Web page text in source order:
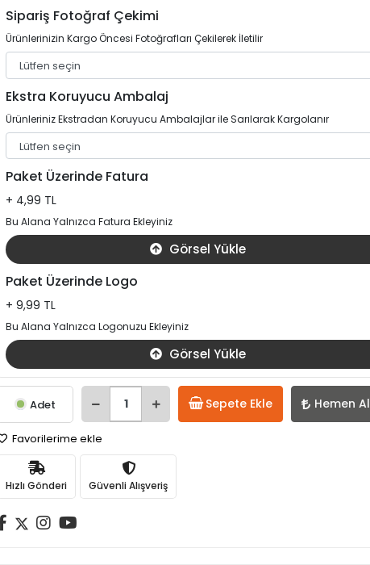
Sipariş Fotoğraf Çekimi
Ürünlerinizin Kargo Öncesi Fotoğrafları Çekilerek İletilir
Ekstra Koruyucu Ambalaj
Ürünleriniz Ekstradan Koruyucu Ambalajlar ile Sarılarak Kargolanır
Paket Üzerinde Fatura
+ 4,99 TL
Bu Alana Yalnızca Fatura Ekleyiniz
Görsel Yükle
Paket Üzerinde Logo
+ 9,99 TL
Bu Alana Yalnızca Logonuzu Ekleyiniz
Görsel Yükle
Adet Sepete Ekle Hemen Al
Favorilerime ekle
Hızlı Gönderi Güvenli Alışveriş